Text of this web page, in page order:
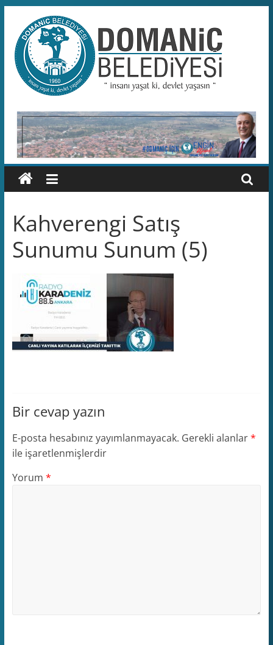
content
Domaniç
Belediyesi
T.C.
DOMANİÇ
BELEDİYESİ
RESMİ
WEB
Kahverengi Satış
Sunumu Sunum (5)
Bir cevap yazın
E-posta hesabınız yayımlanmayacak. Gerekli alanlar*
ile işaretlenmişlerdir
Yorum *